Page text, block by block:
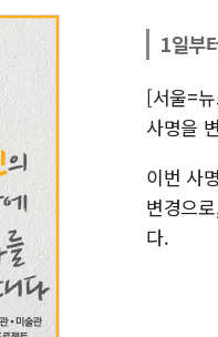
1일부
[서울=
사명을
이번 사
변경으
다.